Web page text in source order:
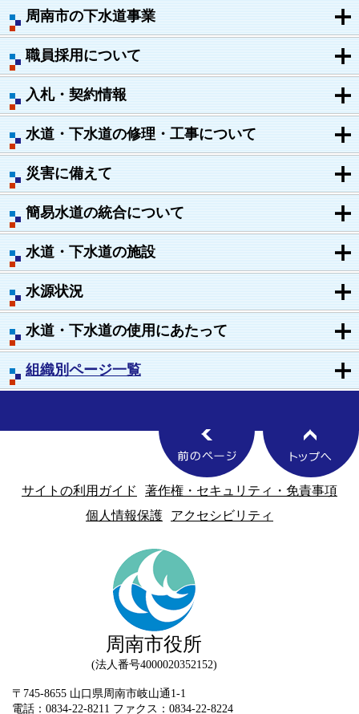
周南市の下水道事業
職員採用について
入札・契約情報
水道・下水道の修理・工事について
災害に備えて
簡易水道の統合について
水道・下水道の施設
水源状況
水道・下水道の使用にあたって
組織別ページ一覧
サイトの利用ガイド
著作権・セキュリティ・免責事項
個人情報保護
アクセシビリティ
周南市役所
法人番号4000020352152
〒745-8655 山口県周南市岐山通1-1
電話：0834-22-8211 ファクス：0834-22-8224